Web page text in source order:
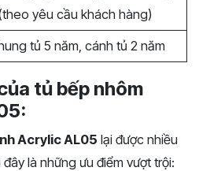
yêu cầu khách hàng)
tủ 5 năm, cánh tủ 2 năm
tủ bếp nhôm
Acrylic AL05 lại được nhiều
là những ưu điểm vượt trội: